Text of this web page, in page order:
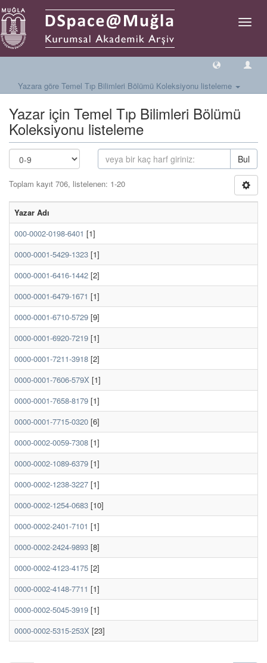
Geçiş
Yazara göre Temel Tıp Bilimleri Bölümü Koleksiyonu listeleme
Yazar için Temel Tıp Bilimleri Bölümü
Koleksiyonu listeleme
Bul
Toplam kayıt 706, listelenen: 1-20
Yazar Adı
000-0002-0198-6401 [1]
0000-0001-5429-1323 [1]
0000-0001-6416-1442 [2]
0000-0001-6479-1671 [1]
0000-0001-6710-5729 [9]
0000-0001-6920-7219 [1]
0000-0001-7211-3918 [2]
0000-0001-7606-579X [1]
0000-0001-7658-8179 [1]
0000-0001-7715-0320 [6]
0000-0002-0059-7308 [1]
0000-0002-1089-6379 [1]
0000-0002-1238-3227 [1]
0000-0002-1254-0683 [10]
0000-0002-2401-7101 [1]
0000-0002-2424-9893 [8]
0000-0002-4123-4175 [2]
0000-0002-4148-7711 [1]
0000-0002-5045-3919 [1]
0000-0002-5315-253X [23]